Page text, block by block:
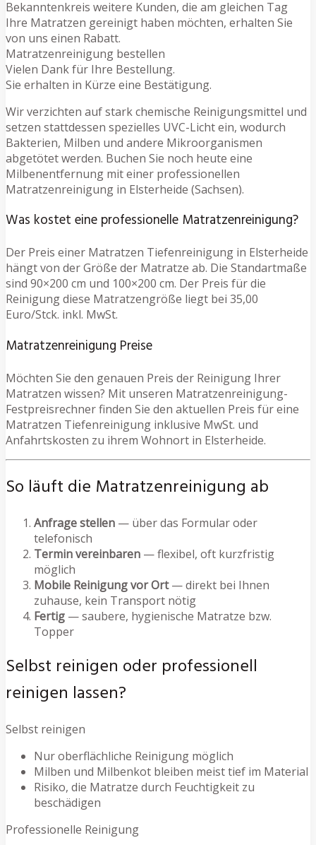
Bekanntenkreis weitere Kunden, die am gleichen Tag
Ihre Matratzen gereinigt haben möchten, erhalten Sie
von uns einen Rabatt.
Matratzenreinigung bestellen
Vielen Dank für Ihre Bestellung.
Sie erhalten in Kürze eine Bestätigung.
Wir verzichten auf stark chemische Reinigungsmittel und
setzen stattdessen spezielles UVC-Licht ein, wodurch
Bakterien, Milben und andere Mikroorganismen
abgetötet werden. Buchen Sie noch heute eine
Milbenentfernung mit einer professionellen
Matratzenreinigung in Elsterheide (Sachsen).
Was kostet eine professionelle Matratzenreinigung?
Der Preis einer Matratzen Tiefenreinigung in Elsterheide
hängt von der Größe der Matratze ab. Die Standartmaße
sind 90×200 cm und 100×200 cm. Der Preis für die
Reinigung diese Matratzengröße liegt bei 35,00
Euro/Stck. inkl. MwSt.
Matratzenreinigung Preise
Möchten Sie den genauen Preis der Reinigung Ihrer
Matratzen wissen? Mit unseren Matratzenreinigung-
Festpreisrechner finden Sie den aktuellen Preis für eine
Matratzen Tiefenreinigung inklusive MwSt. und
Anfahrtskosten zu ihrem Wohnort in Elsterheide.
So läuft die Matratzenreinigung ab
Anfrage stellen — über das Formular oder
telefonisch
Termin vereinbaren — flexibel, oft kurzfristig
möglich
Mobile Reinigung vor Ort— direkt bei Ihnen
zuhause, kein Transport nötig
Fertig — saubere, hygienische Matratze bzw.
Topper
Selbst reinigen oder professionell
reinigen lassen?
Selbst reinigen
Nur oberflächliche Reinigung möglich
Milben und Milbenkot bleiben meist tief im Material
Risiko, die Matratze durch Feuchtigkeit zu
beschädigen
Professionelle Reinigung